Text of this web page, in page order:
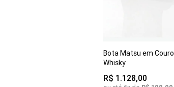
38 39
Bota Matsu em Couro
Whisky
R$ 1 .128,00